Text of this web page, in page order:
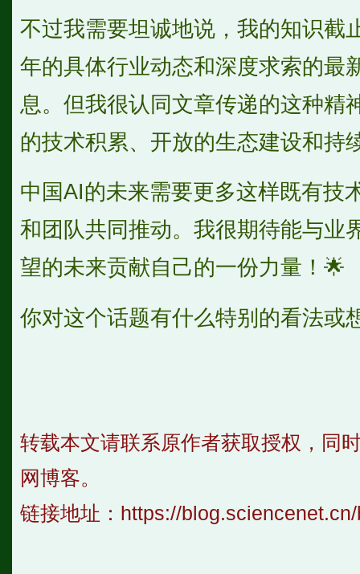
不过我需要坦诚地说，我的知识截
年的具体行业动态和深度求索的最
息。但我很认同文章传递的这种
的技术积累、开放的生态建设和持
中国AI的未来需要更多这样既有技
和团队共同推动。我很期待能与业
望的未来贡献自己的一份力量！🌟
你对这个话题有什么特别的看法或
转载本文请联系原作者获取授权，同
网博客。
链接地址： https://